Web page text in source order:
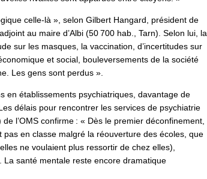
celle-là », selon Gilbert Hangard, président de
au maire d’Albi (50 700 hab., Tarn). Selon lui, la
sur les masques, la vaccination, d’incertitudes sur
et social, bouleversements de la société
Les gens sont perdus ».
en établissements psychiatriques, davantage de
délais pour rencontrer les services de psychiatrie
l’OMS confirme : « Dès le premier déconfinement,
en classe malgré la réouverture des écoles, que
ne voulaient plus ressortir de chez elles),
santé mentale reste encore dramatique